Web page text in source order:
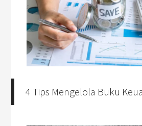
4 Tips Mengelola Buku